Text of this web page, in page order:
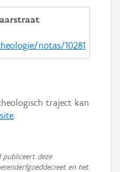
notas/10281
traject kan
.
publiceert deze
en het